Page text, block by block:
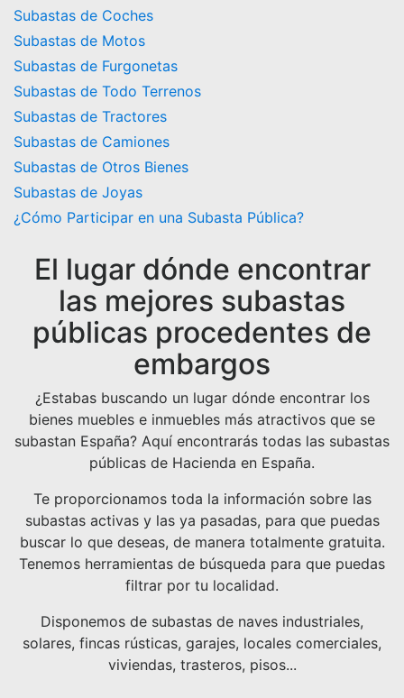
Subastas de Coches
Subastas de Motos
Subastas de Furgonetas
Subastas de Todo Terrenos
Subastas de Tractores
Subastas de Camiones
Subastas de Otros Bienes
Subastas de Joyas
¿Cómo Participar en una Subasta Pública?
El lugar dónde encontrar
las mejores subastas
públicas procedentes de
embargos
¿Estabas buscando un lugar dónde encontrar los
bienes muebles e inmuebles más atractivos que se
subastan España? Aquí encontrarás todas las subastas
públicas de Hacienda en España.
Te proporcionamos toda la información sobre las
subastas activas y las ya pasadas, para que puedas
buscar lo que deseas, de manera totalmente gratuita.
Tenemos herramientas de búsqueda para que puedas
filtrar por tu localidad.
Disponemos de subastas de naves industriales,
solares, fincas rústicas, garajes, locales comerciales,
viviendas, trasteros, pisos...